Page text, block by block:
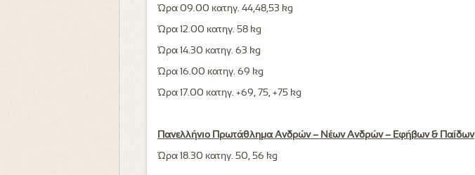
Ώρα 09.00 κατηγ. 44,48,53 kg
Ώρα 12.00 κατηγ. 58 kg
Ώρα 14.30 κατηγ. 63 kg
Ώρα 16.00 κατηγ. 69 kg
Ώρα 17.00 κατηγ. +69, 75, +75 kg
Πανελλήνιο Πρωτάθλημα Ανδρών – Νέων Ανδρών – Εφήβων & Παίδων
Ώρα 18.30 κατηγ. 50, 56 kg